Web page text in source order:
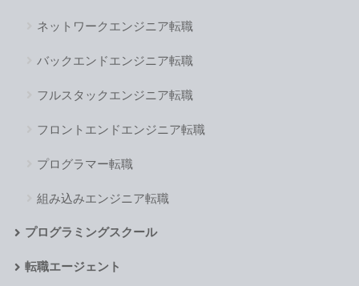
ネットワークエンジニア転職
バックエンドエンジニア転職
フルスタックエンジニア転職
フロントエンドエンジニア転職
プログラマー転職
組み込みエンジニア転職
プログラミングスクール
転職エージェント